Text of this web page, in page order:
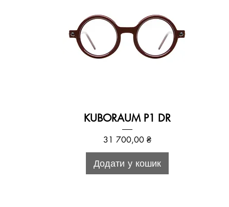
KUBORAUM P1 DR
Ціна
31 700,00 ₴
Додати у кошик